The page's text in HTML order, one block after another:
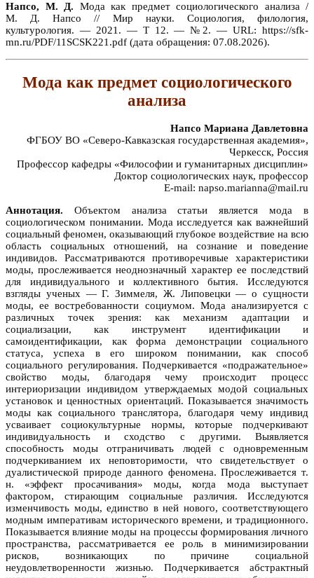
Напсо, М. Д. Мода как предмет социологического анализа /
М. Д. Напсо // Мир науки. Социология, филология,
культурология. — 2021. — Т 12. — №2. — URL: https://sfk-
mn.ru/PDF/11SCSK221.pdf (дата обращения: 07.08.2026).
Мода как предмет социологического
анализа
Напсо Мариана Давлетовна
ФГБОУ ВО «Северо-Кавказская государственная академия»,
Черкесск, Россия
Профессор кафедры «Философии и гуманитарных дисциплин»
Доктор социологических наук, профессор
E-mail: napso.marianna@mail.ru
Аннотация. Объектом анализа статьи является мода в
социологическом понимании. Мода исследуется как важнейший
социальный феномен, оказывающий глубокое воздействие на всю
область социальных отношений, на сознание и поведение
индивидов. Рассматриваются противоречивые характеристики
моды, прослеживается неоднозначный характер ее последствий
для индивидуального и коллективного бытия. Исследуются
взгляды ученых — Г. Зиммеля, Ж. Липовецки — о сущности
моды, ее востребованности социумом. Мода анализируется с
различных точек зрения: как механизм адаптации и
социализации, как инструмент идентификации и
самоидентификации, как форма демонстрации социального
статуса, успеха в его широком понимании, как способ
социального регулирования. Подчеркивается «подражательное»
свойство моды, благодаря чему происходит процесс
интериоризации индивидом утверждаемых модой социальных
установок и ценностных ориентаций. Показывается значимость
моды как социального транслятора, благодаря чему индивид
усваивает социокультурные нормы, которые подчеркивают
индивидуальность и сходство с другими. Выявляется
способность моды отграничивать людей с одновременным
подчеркиванием их неповторимости, что свидетельствует о
дуалистической природе данного феномена. Прослеживается т.
н. «эффект просачивания» моды, когда мода выступает
фактором, стирающим социальные различия. Исследуются
изменчивость моды, единство в ней нового, соответствующего
модным императивам исторического времени, и традиционного.
Показывается влияние моды на процессы формирования личного
пространства, рассматривается ее роль в минимизировании
рисков, возникающих по причине социальной
неудовлетворенности жизнью. Подчеркивается абстрактный